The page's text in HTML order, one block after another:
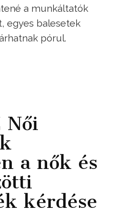
a munkáltatók
egyes balesetek
pórul.
Női
a nők és
kérdése